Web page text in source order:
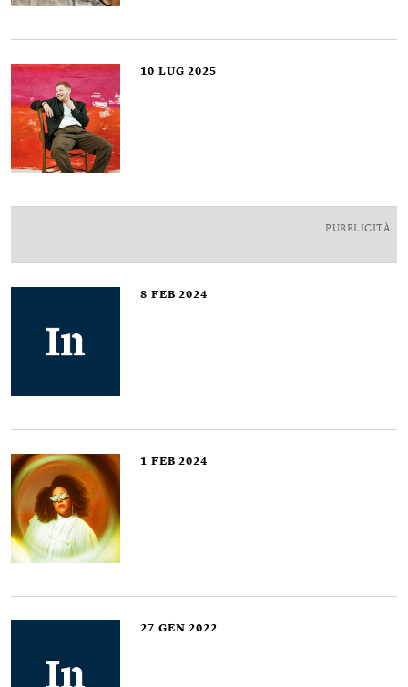
10 LUG 2025
PUBBLICITÀ
8 FEB 2024
1 FEB 2024
27 GEN 2022